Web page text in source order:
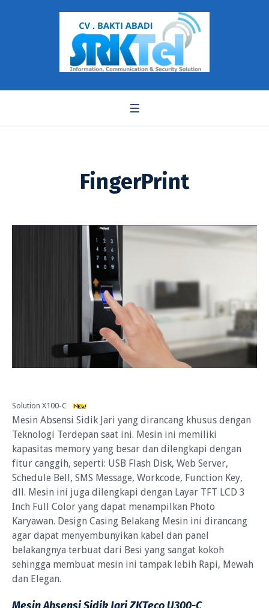
FingerPrint
Solution X100-C
Mesin Absensi Sidik Jari yang dirancang khusus dengan
Teknologi Terdepan saat ini. Mesin ini memiliki
kapasitas memory yang besar dan dilengkapi dengan
fitur canggih, seperti: USB Flash Disk, Web Server,
Schedule Bell, SMS Message, Workcode, Function Key,
dll. Mesin ini juga dilengkapi dengan Layar TFT LCD 3
Inch Full Color yang dapat menampilkan Photo
Karyawan. Design Casing Belakang Mesin ini dirancang
agar dapat menyembunyikan kabel dan panel
belakangnya terbuat dari Besi yang sangat kokoh
sehingga membuat mesin ini tampak lebih Rapi, Mewah
dan Elegan.